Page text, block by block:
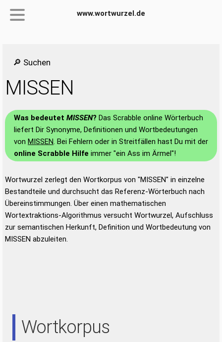
www.wortwurzel.de
🔎 Suchen
MISSEN
Was bedeutet MISSEN? Das Scrabble online Wörterbuch
liefert Dir Synonyme, Definitionen und Wortbedeutungen
von MISSEN. Bei Fehlern oder in Streitfällen hast Du mit der
online Scrabble Hilfe immer "ein Ass im Ärmel"!
Wortwurzel zerlegt den Wortkorpus von "MISSEN" in einzelne
Bestandteile und durchsucht das Referenz-Wörterbuch nach
Übereinstimmungen. Über einen mathematischen
Wortextraktions-Algorithmus versucht Wortwurzel, Aufschluss
zur semantischen Herkunft, Definition und Wortbedeutung von
MISSEN abzuleiten.
Wortkorpus